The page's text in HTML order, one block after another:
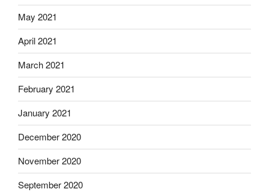
May 2021
April 2021
March 2021
February 2021
January 2021
December 2020
November 2020
September 2020